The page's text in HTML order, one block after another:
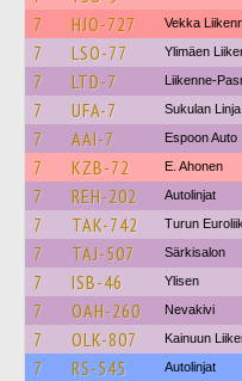
7 HJO-727 Vekka
7 LSO-77 Ylimäen
7 LTD-7 Liikenne-
7 UFA-7 Sukulan Linja
7 AAI-7 Espoon Auto
7 KZB-72 E. Ahonen
7 REH-202 Autolinjat
7 TAK-742 Turun
7 TAJ-507 Särkisalon
7 ISB-46 Ylisen
7 OAH-260 Nevakivi
7 OLK-807 Kainuun
7 RS-545 Autolinjat